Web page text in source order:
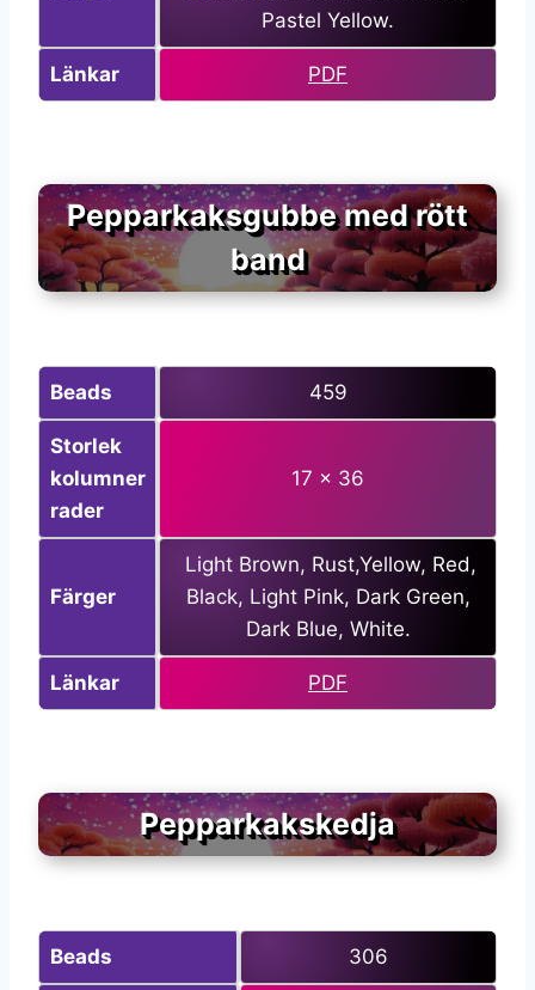
Pastel Yellow.
Länkar PDF
Pepparkaksgubbe med rött
band
Beads 459
Storlek
kolumner
rader
17 x 36
Färger
Light Brown, Rust,Yellow, Red,
Black, Light Pink, Dark Green,
Dark Blue, White.
Länkar PDF
Pepparkakskedja
Beads 306